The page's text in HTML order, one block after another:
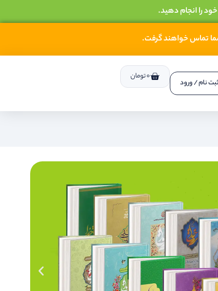
را انجام دهید.
تماس خواهند گرفت.
ثبت نام / ورود
0تومان